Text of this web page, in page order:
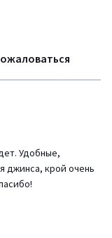
Удобные,
джинса, крой очень